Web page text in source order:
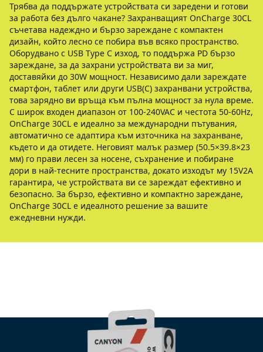
Трябва да поддържате устройствата си заредени и готови
за работа без дълго чакане? Захранващият OnCharge 30CL
съчетава надеждно и бързо зареждане с компактен
дизайн, който лесно се побира във всяко пространство.
Оборудвано с USB Type C изход, то поддържа PD бързо
зареждане, за да захрани устройствата ви за миг,
доставяйки до 30W мощност. Независимо дали зареждате
смартфон, таблет или други USB(C) захранвани устройства,
това зарядно ви връща към пълна мощност за нула време.
С широк входен диапазон от 100-240VAC и честота 50-60Hz,
OnCharge 30CL е идеално за международни пътувания,
автоматично се адаптира към източника на захранване,
където и да отидете. Неговият малък размер (50.5×39.8×23
мм) го прави лесен за носене, съхранение и побиране
дори в най-тесните пространства, докато изходът му 15V2A
гарантира, че устройствата ви се зареждат ефективно и
безопасно. За бързо, ефективно и компактно зареждане,
OnCharge 30CL е идеалното решение за вашите
ежедневни нужди.